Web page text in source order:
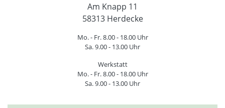
Am Knapp 11
58313 Herdecke
Mo. - Fr. 8.00 - 18.00 Uhr
Sa. 9.00 - 13.00 Uhr
Werkstatt
Mo. - Fr. 8.00 - 18.00 Uhr
Sa. 9.00 - 13.00 Uhr